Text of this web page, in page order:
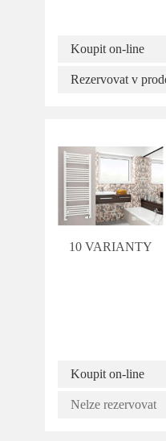
Koupit on-line
Rezervovat v
10 VARIANTY
Koupit on-line
Nelze rezervovat